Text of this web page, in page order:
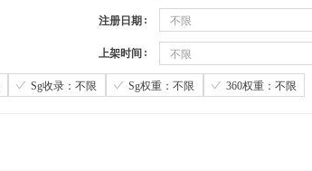
注册日期 不限
上架时间 不限
Sg收录：不限 Sg权重：不限 360权重：不限